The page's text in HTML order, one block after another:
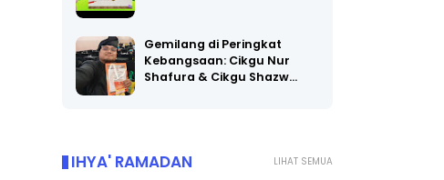
Gemilang di Peringkat
Kebangsaan: Cikgu Nur
Shafura & Cikgu Shazw…
LIHAT SEMUA
IHYA' RAMADAN